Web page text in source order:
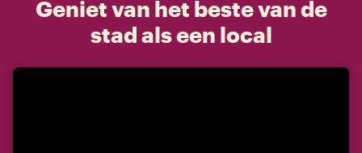
Geniet van het beste van de
stad als een local